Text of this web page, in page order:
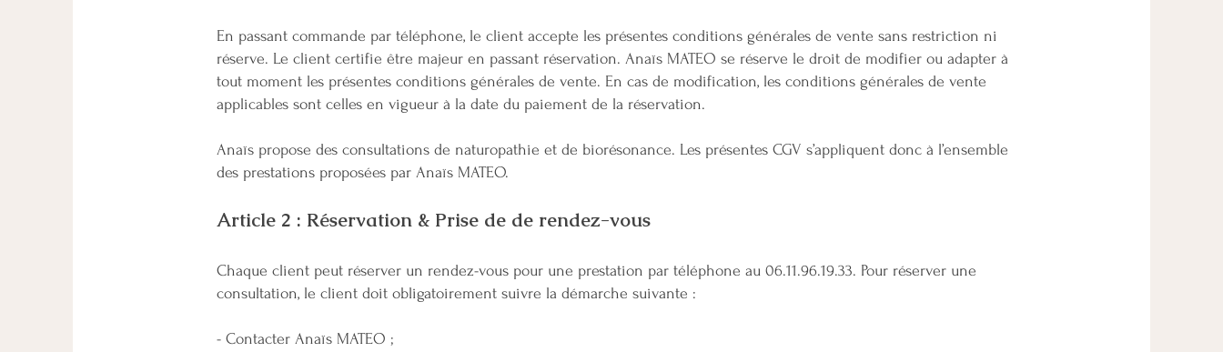
En passant commande par téléphone, le client accepte les présentes conditions générales de vente sans restriction ni
réserve. Le client certifie être majeur en passant réservation. Anaïs MATEO se réserve le droit de modifier ou adapter à
tout moment les présentes conditions générales de vente. En cas de modification, les conditions générales de vente
applicables sont celles en vigueur à la date du paiement de la réservation.
Anaïs propose des consultations de naturopathie et de biorésonance. Les présentes CGV s’appliquent donc à l’ensemble
des prestations proposées par Anaïs MATEO.
Article 2 : Réservation & Prise de de rendez-vous
Chaque client peut réserver un rendez-vous pour une prestation par téléphone au 06.11.96.19.33. Pour réserver une
consultation, le client doit obligatoirement suivre la démarche suivante :
- Contacter Anaïs MATEO ;